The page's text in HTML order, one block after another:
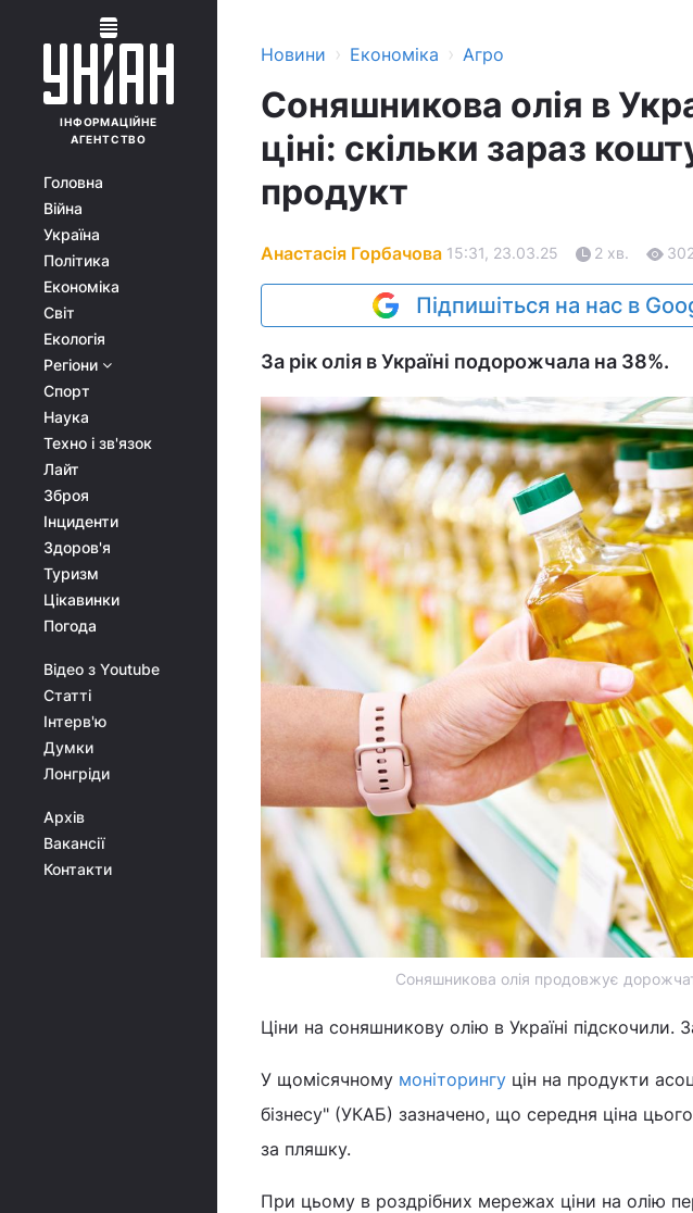
ІНФОРМАЦІЙНЕ
АГЕНТСТВО
Головна
Війна
Україна
Політика
Економіка
Світ
Екологія
Регіони
Спорт
Наука
Техно і зв'язок
Лайт
Зброя
Інциденти
Здоров'я
Туризм
Цікавинки
Погода
Відео з Youtube
Статті
Інтерв'ю
Думки
Лонгріди
Архів
Вакансії
Контакти
Новини › Економіка › Агро
Соняшникова олія в
ціні: скільки зараз
продукт
Анастасія Горбачова 15:31, 23.03.25 2 хв.
Підпишіться на нас в
За рік олія в Україні подорожчала на 38%.
Соняшникова олія продовжує
Ціни на соняшникову олію в Україні підскочили.
У щомісячному моніторингу цін на продукти
бізнесу" (УКАБ) зазначено, що середня ціна
за пляшку.
При цьому в роздрібних мережах ціни на олію